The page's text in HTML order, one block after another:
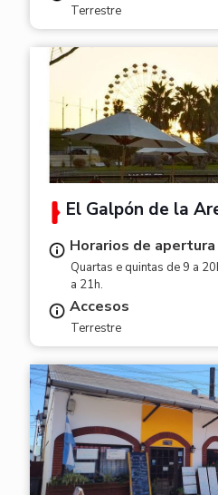
Terrestre
El Galpón de la
Horarios de apertura
Quartas e quintas de 9 a
a 21h.
Accesos
Terrestre